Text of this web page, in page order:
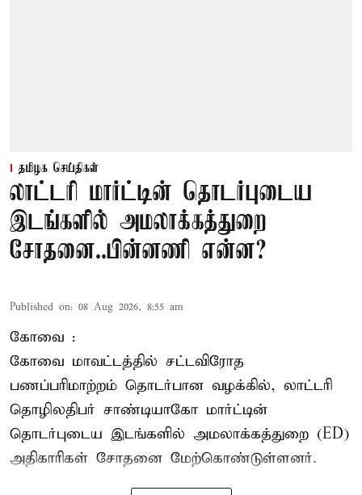
தமிழக செய்திகள்
லாட்டரி மார்ட்டின் தொடர்புடைய
இடங்களில் அமலாக்கத்துறை
சோதனை..பின்னணி என்ன?
Published on: 08 Aug 2026, 8:55 am
கோவை :
கோவை மாவட்டத்தில் சட்டவிரோத
பணப்பரிமாற்றம் தொடர்பான வழக்கில், லாட்டரி
தொழிலதிபர் சாண்டியாகோ மார்ட்டின்
தொடர்புடைய இடங்களில் அமலாக்கத்துறை (ED)
அதிகாரிகள் சோதனை மேற்கொண்டுள்ளனர்.